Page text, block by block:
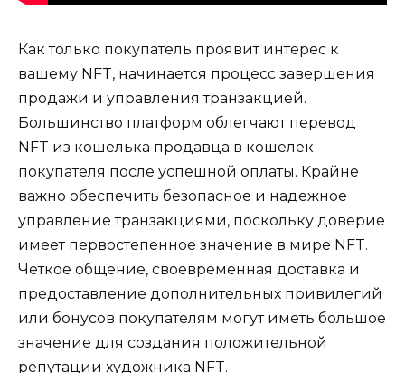
Как только покупатель проявит интерес к
вашему NFT, начинается процесс завершения
продажи и управления транзакцией.
Большинство платформ облегчают перевод
NFT из кошелька продавца в кошелек
покупателя после успешной оплаты. Крайне
важно обеспечить безопасное и надежное
управление транзакциями, поскольку доверие
имеет первостепенное значение в мире NFT.
Четкое общение, своевременная доставка и
предоставление дополнительных привилегий
или бонусов покупателям могут иметь большое
значение для создания положительной
репутации художника NFT.